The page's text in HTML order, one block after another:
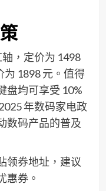
，定价为 1498
为 1898 元。值得
盘均可享受 10%
年数码家电政
数码产品的普及
领券地址，建议
惠券。